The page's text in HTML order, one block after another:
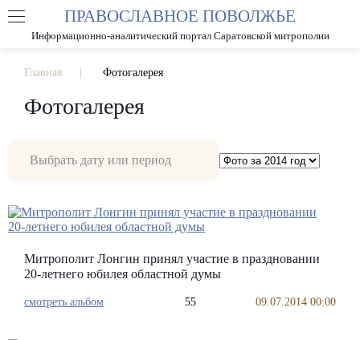
РАЗМЕР ШРИФТА А А
ПРАВОСЛАВНОЕ ПОВОЛЖЬЕ
Информационно-аналитический портал Саратовской митрополии
Главная Фотогалерея
Фотогалерея
Митрополит Лонгин принял участие в праздновании
20-летнего юбилея областной думы
смотреть альбом 55 09.07.2014 00:00